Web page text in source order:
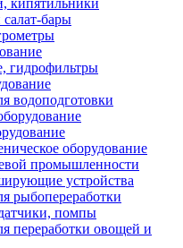
кипятильники
бары
гидрофильтры
водоподготовки
оборудование
промышленности
устройства
рыбопереработки
помпы
переработки овощей и